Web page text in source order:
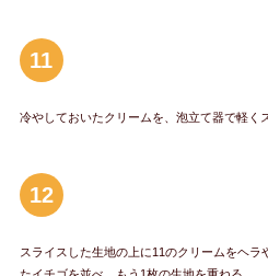
11
冷やしておいたクリームを、泡立て器で軽く
12
スライスした生地の上に11のクリームをヘラ